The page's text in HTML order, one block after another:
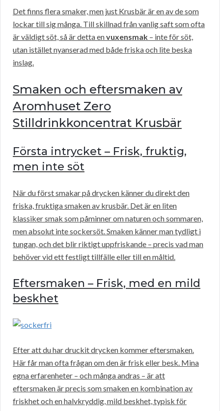
Det finns flera smaker, men just Krusbär är en av de som
lockar till sig många. Till skillnad från vanlig saft som ofta
är väldigt söt, så är detta envuxensmak – inte för söt,
utan istället nyanserad med både friska och lite beska
inslag.
Smaken och eftersmaken av
Aromhuset Zero
Stilldrinkkoncentrat Krusbär
Första intrycket – Frisk, fruktig,
men inte söt
När du först smakar på drycken känner du direkt den
friska, fruktiga smaken av krusbär. Det är en liten
klassiker smak som påminner om naturen och sommaren,
men absolut inte sockersöt. Smaken känner man tydligt i
tungan, och det blir riktigt uppfriskande – precis vad man
behöver vid ett festligt tillfälle eller till en måltid.
Eftersmaken – Frisk, med en mild
beskhet
Efter att du har druckit drycken kommer eftersmaken.
Här får man ofta frågan om den är frisk eller besk. Mina
egna erfarenheter – och många andras – är att
eftersmaken är precis som smaken en kombination av
friskhet och en halvkryddig, mild beskhet, typisk för